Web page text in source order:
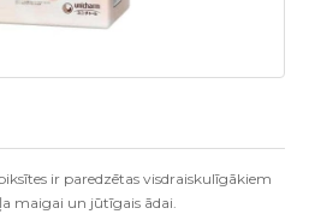
ir paredzētas visdraiskulīgākiem
maigai un jūtīgais ādai.